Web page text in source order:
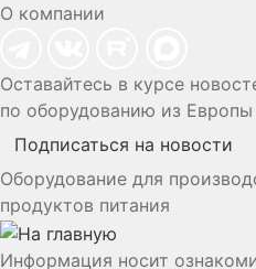
О компании
Оставайтесь в курсе
по оборудованию из
Подписаться на новости
Оборудование для
продуктов питания
Информация носит